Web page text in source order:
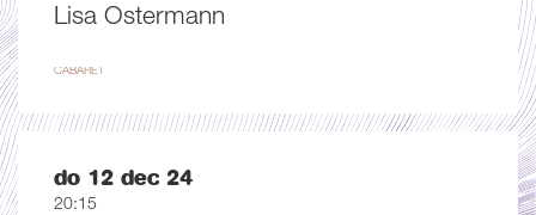
Lisa Ostermann
CABARET
do 12 dec 24
20:15